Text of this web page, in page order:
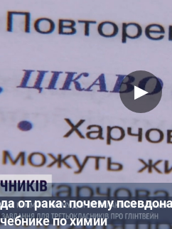
от рака: почему
по химии